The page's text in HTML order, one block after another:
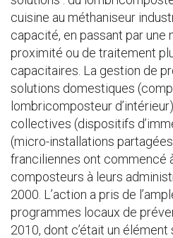
cuisine au méthaniseur
capacité, en passant par une
proximité ou de traitement
capacitaires. La gestion de
solutions domestiques
lombricomposteur
collectives (dispositifs
(micro-installations
franciliennes ont commencé
composteurs à leurs
2000. L’action a pris de
programmes locaux de
2010, dont c’était un élément